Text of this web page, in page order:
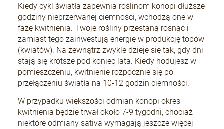
Kiedy cykl światła zapewnia roślinom konopi dłuższe
godziny nieprzerwanej ciemności, wchodzą one w
fazę kwitnienia. Twoje rośliny przestaną rosnąć i
zamiast tego zainwestują energię w produkcję topów
(kwiatów). Na zewnątrz zwykle dzieje się tak, gdy dni
stają się krótsze pod koniec lata. Kiedy hodujesz w
pomieszczeniu, kwitnienie rozpocznie się po
przełączeniu światła na 10-12 godzin ciemności.
W przypadku większości odmian konopi okres
kwitnienia będzie trwał około 7-9 tygodni, chociaż
niektóre odmiany sativa wymagają jeszcze więcej